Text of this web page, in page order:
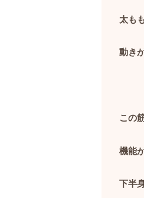
太も
動き
この
機能
下半